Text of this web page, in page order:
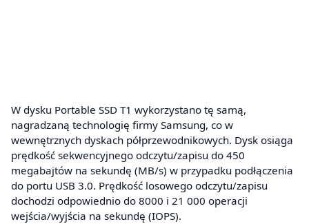
W dysku Portable SSD T1 wykorzystano tę samą,
nagradzaną technologię firmy Samsung, co w
wewnętrznych dyskach półprzewodnikowych. Dysk osiąga
prędkość sekwencyjnego odczytu/zapisu do 450
megabajtów na sekundę (MB/s) w przypadku podłączenia
do portu USB 3.0. Prędkość losowego odczytu/zapisu
dochodzi odpowiednio do 8000 i 21 000 operacji
wejścia/wyjścia na sekundę (IOPS).